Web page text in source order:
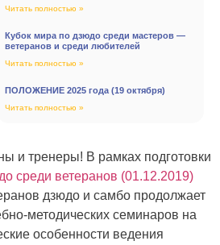
Читать полностью »
Кубок мира по дзюдо среди мастеров —
ветеранов и среди любителей
Читать полностью »
ПОЛОЖЕНИЕ 2025 года (19 октября)
Читать полностью »
и тренеры! В рамках подготовки
среди ветеранов (01.12.2019)
дзюдо и самбо продолжает
методических семинаров на
особенности ведения